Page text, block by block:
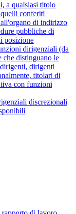
a qualsiasi titolo
conferiti
di indirizzo
pubbliche di
posizione
dirigenziali (da
che distinguano le
dirigenti
titolari di
con funzioni
discrezionali